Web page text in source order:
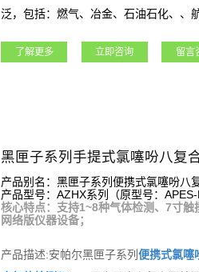
泛，包括：燃气、冶金、石油石化、、
了解更多 立即咨询 留言
黑匣子系列手提式氯噻吩八复
产品别名：黑匣子系列便携式氯噻吩八
产品型号：AZHX系列（原型号：APES-
核心特点：支持1~8种气体检测、7寸触
网络版仪器设备；
产品描述:安帕尔黑匣子系列 便携式氯噻